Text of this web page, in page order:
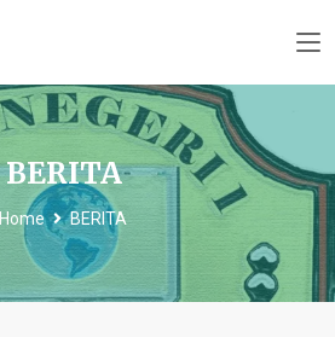
BERITA
Home BERITA